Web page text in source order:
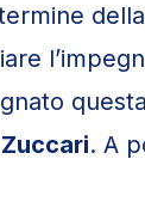
. A